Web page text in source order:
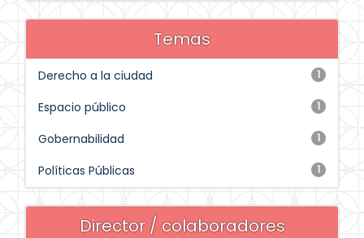
Temas
1
Derecho a la ciudad
1
Espacio público
1
Gobernabilidad
1
Políticas Públicas
Director / colaboradores